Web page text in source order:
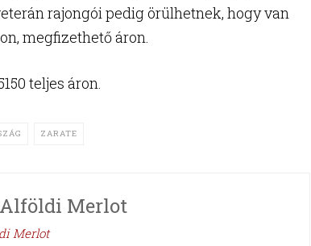
rajongói pedig örülhetnek, hogy van
megfizethető áron.
teljes áron.
ZARATE
Alföldi Merlot
Merlot